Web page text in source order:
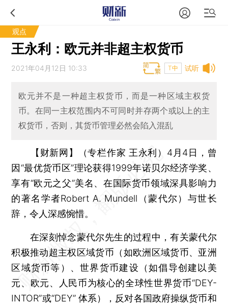
观点
王永利：欧元并非超主权货币
试听
2021年04月12日 10:33 T中
欧元并不是一种超主权货币，而是一种区域主权货
币。在同一主权范围内不可同时并存两个或以上的主
权货币，否则，其货币管理必然会陷入混乱
【财新网】（专栏作家 王永利） 4月4日，曾
因“最优货币区”理论获得1999年诺贝尔经济学奖、
享有“欧元之父”美名、在国际货币领域深具影响力
的著名学者Robert A. Mundell（蒙代尔）与世长
辞，令人深感惋惜。
在深刻悼念蒙代尔先生的过程中，有关蒙代尔
积极推动超主权区域货币（如欧洲区域货币、亚洲
区域货币等）、世界货币建设（如倡导创建以美
元、欧元、人民币为核心的全球性世界货币“DEY-
INTOR”或“DEY” 体系），反对各国政府操纵货币和